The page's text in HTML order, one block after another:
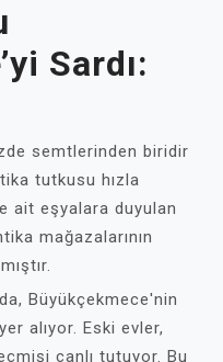
Sardı:
semtlerinden biridir
tutkusu hızla
ait eşyalara duyulan
mağazalarının
Büyükçekmece'nin
alıyor. Eski evler,
canlı tutuyor. Bu